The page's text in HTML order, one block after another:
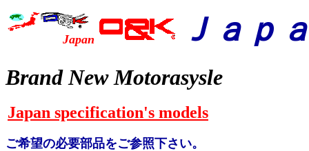
Japan Ｊａｐ
Brand New Motorasysle
Japan specification's models
ご希望の必要部品をご参照下さい。